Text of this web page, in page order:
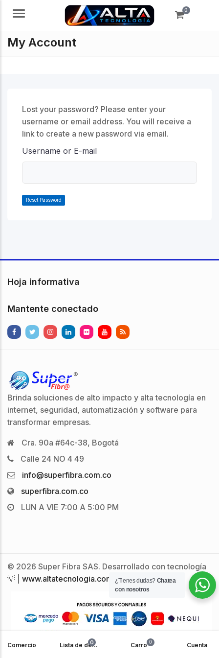
Menú 0
My Account
Lost your password? Please enter your
username or email address. You will receive a
link to create a new password via email.
Username or E-mail
Hoja informativa
Mantente conectado
Brinda soluciones de alto impacto y alta tecnología en
internet, seguridad, automatización y software para
transformar empresas.
Cra. 90a #64c-38, Bogotá
Calle 24 NO 4 49
info@superfibra.com.co
superfibra.com.co
LUN A VIE 7:00 A 5:00 PM
© 2026 Super Fibra SAS. Desarrollado con tecnología
💡 | www.altatecnologia.com.co
Comercio 0Lista de deseos 0
Carro Cuenta
¿Tienes dudas? Chatea
con nosotros